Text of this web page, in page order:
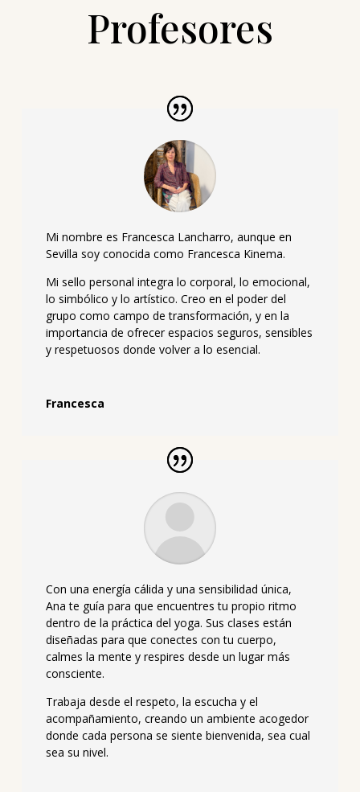
Profesores
Mi nombre es Francesca Lancharro, aunque en
Sevilla soy conocida como Francesca Kinema.
Mi sello personal integra lo corporal, lo emocional,
lo simbólico y lo artístico. Creo en el poder del
grupo como campo de transformación, y en la
importancia de ofrecer espacios seguros, sensibles
y respetuosos donde volver a lo esencial.
Francesca
Con una energía cálida y una sensibilidad única,
Ana te guía para que encuentres tu propio ritmo
dentro de la práctica del yoga. Sus clases están
diseñadas para que conectes con tu cuerpo,
calmes la mente y respires desde un lugar más
consciente.
Trabaja desde el respeto, la escucha y el
acompañamiento, creando un ambiente acogedor
donde cada persona se siente bienvenida, sea cual
sea su nivel.